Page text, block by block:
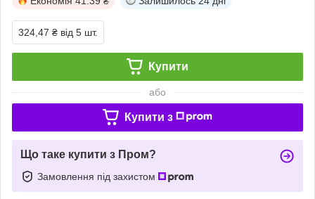
324,47 ₴ від 5 шт.
Купити
або
Купити з
Що таке купити з Пром?
Замовлення під захистом